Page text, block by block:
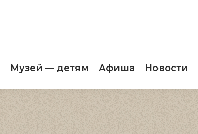
Музей — детям Афиша Новости